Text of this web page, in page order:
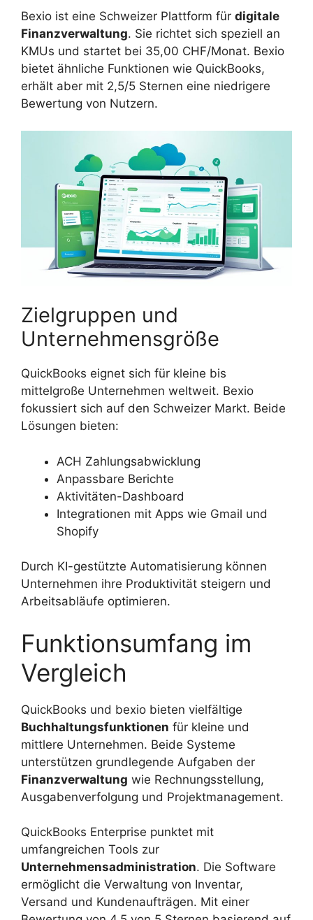
Bexio ist eine Schweizer Plattform für digitale
Finanzverwaltung. Sie richtet sich speziell an
KMUs und startet bei 35,00 CHF/Monat. Bexio
bietet ähnliche Funktionen wie QuickBooks,
erhält aber mit 2,5/5 Sternen eine niedrigere
Bewertung von Nutzern.
Zielgruppen und
Unternehmensgröße
QuickBooks eignet sich für kleine bis
mittelgroße Unternehmen weltweit. Bexio
fokussiert sich auf den Schweizer Markt. Beide
Lösungen bieten:
ACH Zahlungsabwicklung
Anpassbare Berichte
Aktivitäten-Dashboard
Integrationen mit Apps wie Gmail und
Shopify
Durch KI-gestützte Automatisierung können
Unternehmen ihre Produktivität steigern und
Arbeitsabläufe optimieren.
Funktionsumfang im
Vergleich
QuickBooks und bexio bieten vielfältige
Buchhaltungsfunktionen für kleine und
mittlere Unternehmen. Beide Systeme
unterstützen grundlegende Aufgaben der
Finanzverwaltung wie Rechnungsstellung,
Ausgabenverfolgung und Projektmanagement.
QuickBooks Enterprise punktet mit
umfangreichen Tools zur
Unternehmensadministration. Die Software
ermöglicht die Verwaltung von Inventar,
Versand und Kundenaufträgen. Mit einer